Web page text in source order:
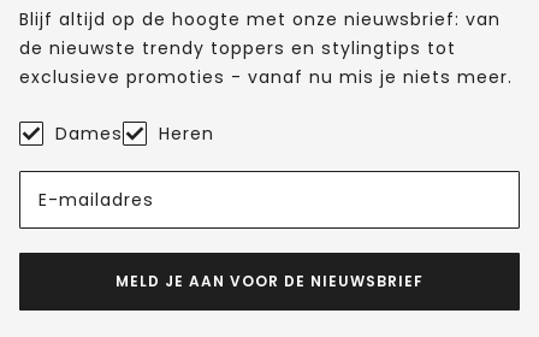
Blijf altijd op de hoogte met onze nieuwsbrief: van
de nieuwste trendy toppers en stylingtips tot
exclusieve promoties - vanaf nu mis je niets meer.
Dames Heren
E-mailadres
MELD JE AAN VOOR DE NIEUWSBRIEF